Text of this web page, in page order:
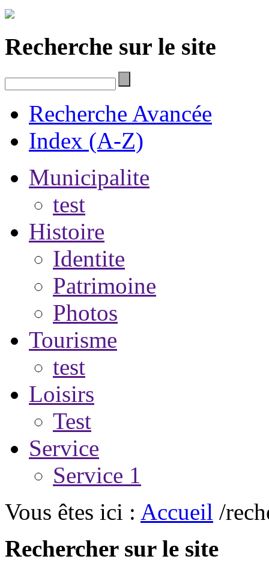
Recherche sur le site
Recherche Avancée
Index (A-Z)
Municipalite
test
Histoire
Identite
Patrimoine
Photos
Tourisme
test
Loisirs
Test
Service
Service 1
Vous êtes ici : Accueil /
Rechercher sur le site